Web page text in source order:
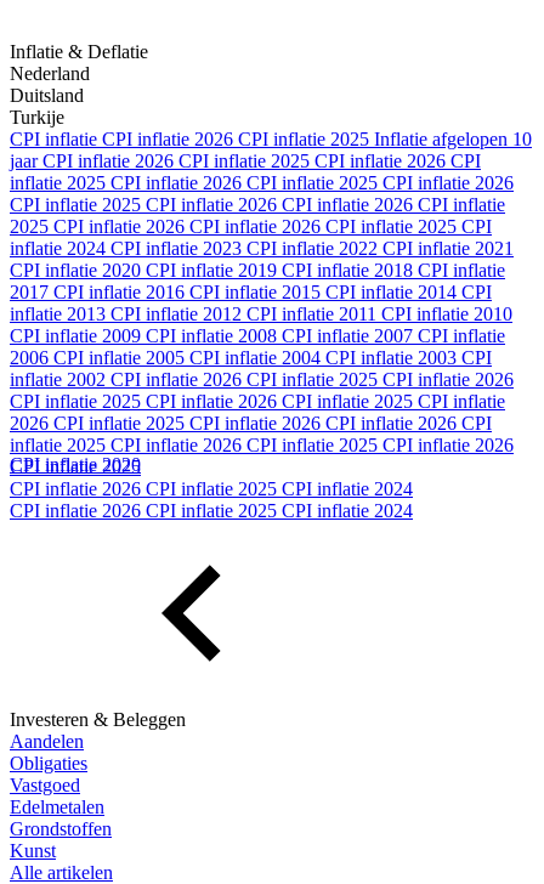
CPI inflatie 2020
Inflatie & Deflatie
Nederland
Duitsland
Turkije
CPI inflatie CPI inflatie 2026 CPI inflatie 2025 Inflatie afgelopen 10
jaarCPI inflatie 2026 CPI inflatie 2025 CPI inflatie 2026 CPI
inflatie 2025 CPI inflatie 2026 CPI inflatie 2025 CPI inflatie 2026
CPI inflatie 2025 CPI inflatie 2026 CPI inflatie 2026 CPI inflatie
2025 CPI inflatie 2026 CPI inflatie 2026 CPI inflatie 2025 CPI
inflatie 2024 CPI inflatie 2023 CPI inflatie 2022 CPI inflatie 2021
CPI inflatie 2020 CPI inflatie 2019 CPI inflatie 2018 CPI inflatie
2017 CPI inflatie 2016 CPI inflatie 2015 CPI inflatie 2014 CPI
inflatie 2013 CPI inflatie 2012 CPI inflatie 2011 CPI inflatie 2010
CPI inflatie 2009 CPI inflatie 2008 CPI inflatie 2007 CPI inflatie
2006 CPI inflatie 2005 CPI inflatie 2004 CPI inflatie 2003 CPI
inflatie 2002 CPI inflatie 2026 CPI inflatie 2025 CPI inflatie 2026
CPI inflatie 2025 CPI inflatie 2026 CPI inflatie 2025 CPI inflatie
2026 CPI inflatie 2025 CPI inflatie 2026 CPI inflatie 2026 CPI
inflatie 2025 CPI inflatie 2026 CPI inflatie 2025 CPI inflatie 2026
CPI inflatie 2025
CPI inflatie 2026 CPI inflatie 2025 CPI inflatie 2024
CPI inflatie 2026 CPI inflatie 2025 CPI inflatie 2024
Investeren & Beleggen
Aandelen
Obligaties
Vastgoed
Edelmetalen
Grondstoffen
Kunst
Alle artikelen